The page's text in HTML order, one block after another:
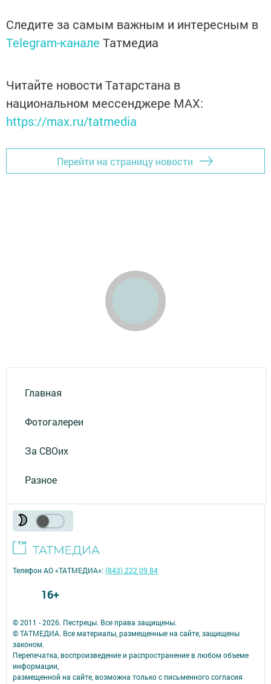
Следите за самым важным и интересным в
Telegram-канале Татмедиа
Читайте новости Татарстана в
национальном мессенджере MАХ:
https://max.ru/tatmedia
Перейти на страницу новости
Главная
Фотогалереи
За СВОих
Разное
© 2011 - 2026. Пестрецы. Все права защищены.
© ТАТМЕДИА. Все материалы, размещенные на сайте, защищены
законом.
Перепечатка, воспроизведение и распространение в любом объеме
информации,
размещенной на сайте, возможна только с письменного согласия
Телефон АО «ТАТМЕДИА»:(843) 222 09 84
16+